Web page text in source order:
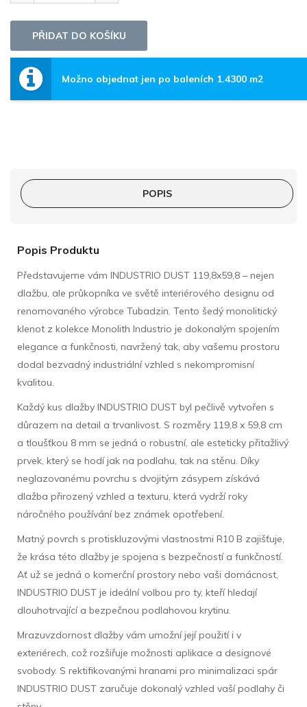
Možno objednat jen po baleních 1.4300 m2
POPIS
Popis Produktu
Představujeme vám INDUSTRIO DUST 119,8x59,8 – nejen
dlažbu, ale průkopníka ve světě interiérového designu od
renomovaného výrobce Tubadzin. Tento šedý monolitický
klenot z kolekce Monolith Industrio je dokonalým spojením
elegance a funkčnosti, navržený tak, aby vašemu prostoru
dodal bezvadný industriální vzhled s nekompromisní
kvalitou.
Každý kus dlažby INDUSTRIO DUST byl pečlivě vytvořen s
důrazem na detail a trvanlivost. S rozměry 119,8 x 59,8 cm
a tloušťkou 8 mm se jedná o robustní, ale esteticky přitažlivý
prvek, který se hodí jak na podlahu, tak na stěnu. Díky
neglazovanému povrchu s dvojitým zásypem získává
dlažba přirozený vzhled a texturu, která vydrží roky
náročného používání bez známek opotřebení.
Matný povrch s protiskluzovými vlastnostmi R10 B zajišťuje,
že krása této dlažby je spojena s bezpečností a funkčností.
Ať už se jedná o komerční prostory nebo vaši domácnost,
INDUSTRIO DUST je ideální volbou pro ty, kteří hledají
dlouhotrvající a bezpečnou podlahovou krytinu.
Mrazuvzdornost dlažby vám umožní její použití i v
exteriérech, což rozšiřuje možnosti aplikace a designové
svobody. S rektifikovanými hranami pro minimalizaci spár
INDUSTRIO DUST zaručuje dokonalý vzhled vaší podlahy či